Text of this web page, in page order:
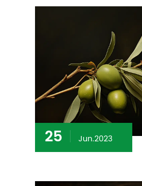
25 Jun.2023